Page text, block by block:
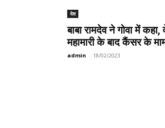
देश
बाबा रामदेव ने गोवा में
महामारी के बाद कैंसर के
admin - 18/02/2023